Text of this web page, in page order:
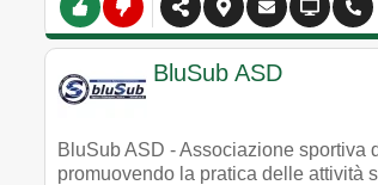
BluSub ASD
BluSub ASD - Associazione sportiva
promuovendo la pratica delle attività